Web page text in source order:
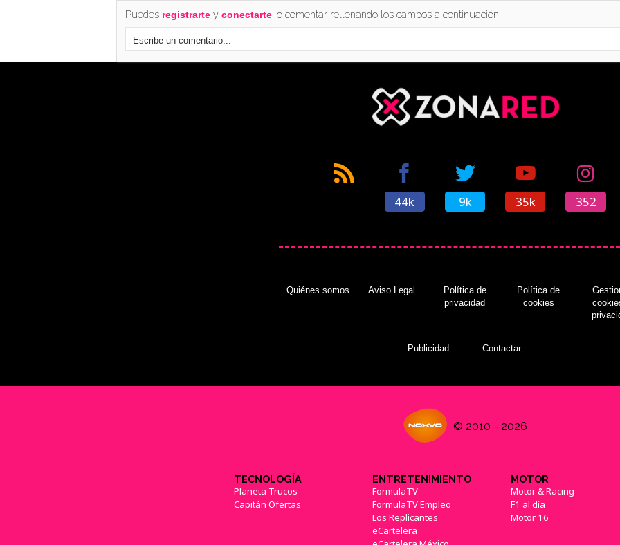
Puedes registrartey conectarte, o comentar rellenando los campos a continuación.
44k 9k 35k 352
Quiénes somos Aviso Legal
Política de
privacidad
Política de
cookies
Publicidad Contactar
© 2010 - 2026
TECNOLOGÍA
Planeta Trucos
Capitán Ofertas
ENTRETENIMIENTO
FormulaTV
FormulaTV Empleo
Los Replicantes
eCartelera
MOTOR
Motor & Racing
F1 al día
Motor 16